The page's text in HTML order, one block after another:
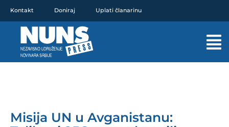
sadržaj
Kontakt Doniraj Uplati članarinu
Misija UN u Avganistanu: